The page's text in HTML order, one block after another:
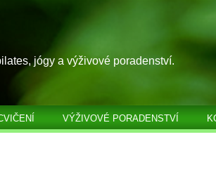
jógy a výživové poradenství.
VÝŽIVOVÉ PORADENSTVÍ